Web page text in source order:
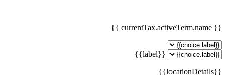
{{ currentTax.activeTerm.name }}
{{label}}
{{locationDetails}}